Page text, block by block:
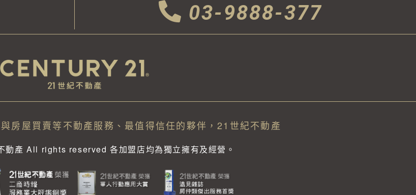
03-9888-377
房屋買賣等不動產服務、最值得信任的夥伴，21世紀不動產
產 All rights reserved 各加盟店均為獨立擁有及經營。